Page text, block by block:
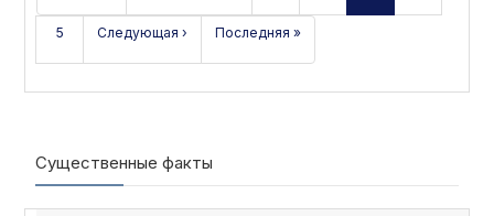
5 Следующая › Последняя »
Существенные факты